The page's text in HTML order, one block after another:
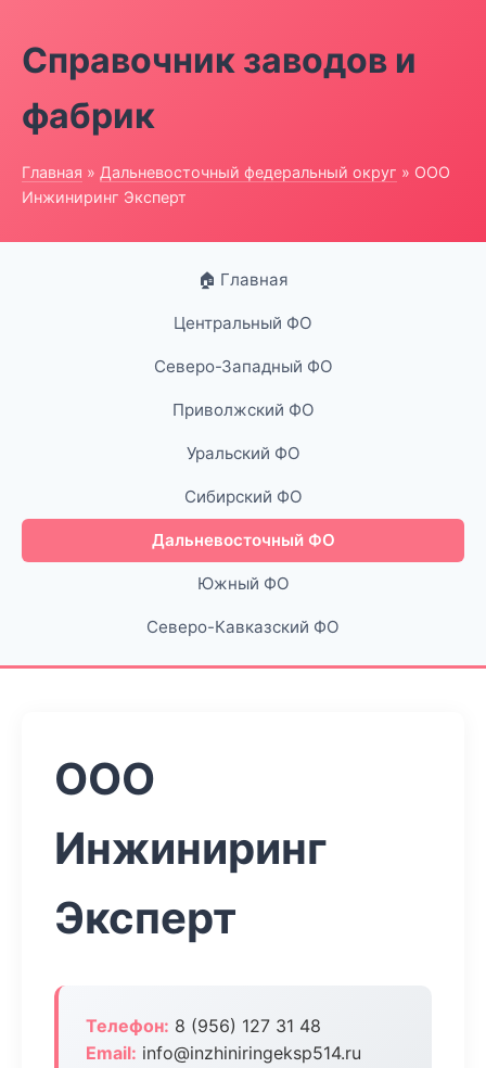
Справочник заводов и
фабрик
Главная » Дальневосточный федеральный округ » ООО
Инжиниринг Эксперт
🏠 Главная
Центральный ФО
Северо-Западный ФО
Приволжский ФО
Уральский ФО
Сибирский ФО
Дальневосточный ФО
Южный ФО
Северо-Кавказский ФО
ООО
Инжиниринг
Эксперт
Телефон: 8 (956) 127 31 48
Email: info@inzhiniringeksp514.ru